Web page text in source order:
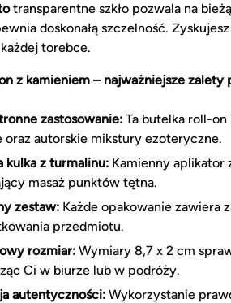
transparentne szkło pozwala na
doskonałą szczelność.
torebce.
z kamieniem – najważniejsze zalety
zastosowanie: Ta butelka roll-
oraz autorskie mikstury ezoteryczne.
kulka z turmalinu: Kamienny aplikator
masaż punktów tętna.
zestaw: Każde opakowanie zawiera
przedmiotu.
rozmiar: Wymiary 8,7 x 2 cm
Ci w biurze lub w podróży.
autentyczności: Wykorzystanie